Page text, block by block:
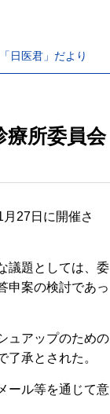
「日医君」だより
療所委員会
27日に開催さ
議題としては、委
申案の検討であっ
ュアップのための
承とされた。
ール等を通じて意